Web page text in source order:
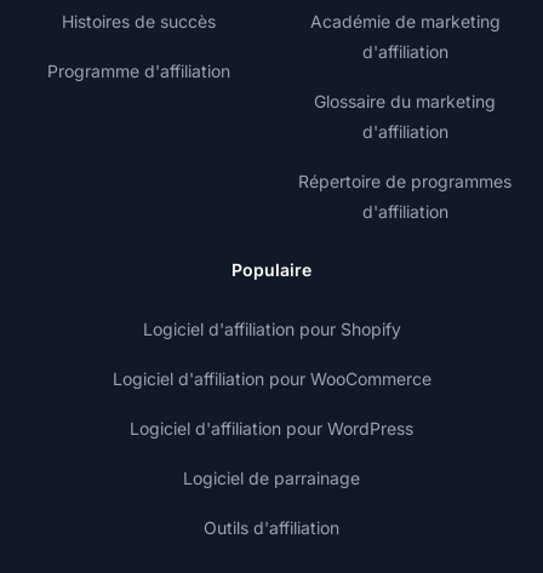
Histoires de succès
Programme d'affiliation
Académie de marketing
d'affiliation
Glossaire du marketing
d'affiliation
Répertoire de programmes
d'affiliation
Populaire
Logiciel d'affiliation pour Shopify
Logiciel d'affiliation pour WooCommerce
Logiciel d'affiliation pour WordPress
Logiciel de parrainage
Outils d'affiliation